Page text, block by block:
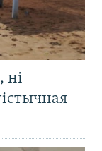
ні